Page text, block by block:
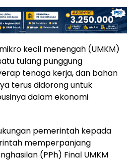
kecil menengah (UMKM)
tulang punggung
tenaga kerja, dan bahan
terus didorong untuk
dalam ekonomi
pemerintah kepada
memperpanjang
(PPh) Final UMKM